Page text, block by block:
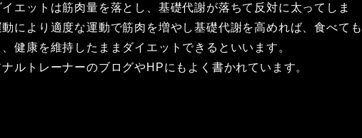
エットは筋肉量を落とし、基礎代謝が落ちて反対に太ってしま
により適度な運動で筋肉を増やし基礎代謝を高めれば、食べても
健康を維持したままダイエットできるといいます。
ルトレーナーのブログやHPにもよく書かれています。